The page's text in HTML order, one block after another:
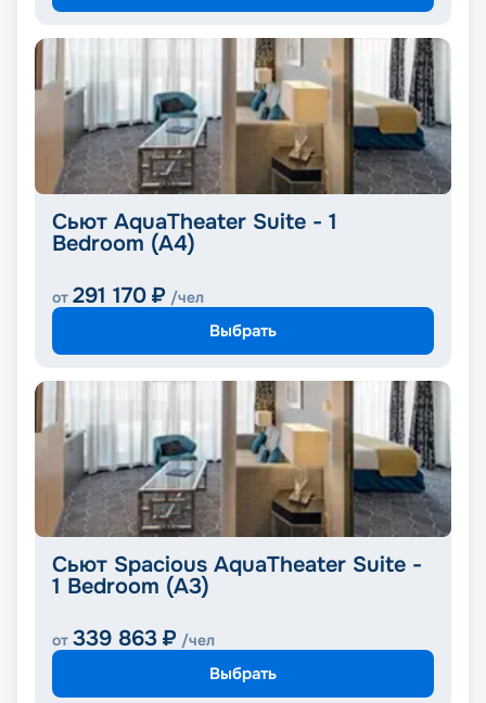
Сьют AquaTheater Suite - 1
Bedroom (A4)
от 291 170 ₽ /чел
Выбрать
Сьют Spacious AquaTheater Suite -
1 Bedroom (A3)
от 339 863 ₽ /чел
Выбрать